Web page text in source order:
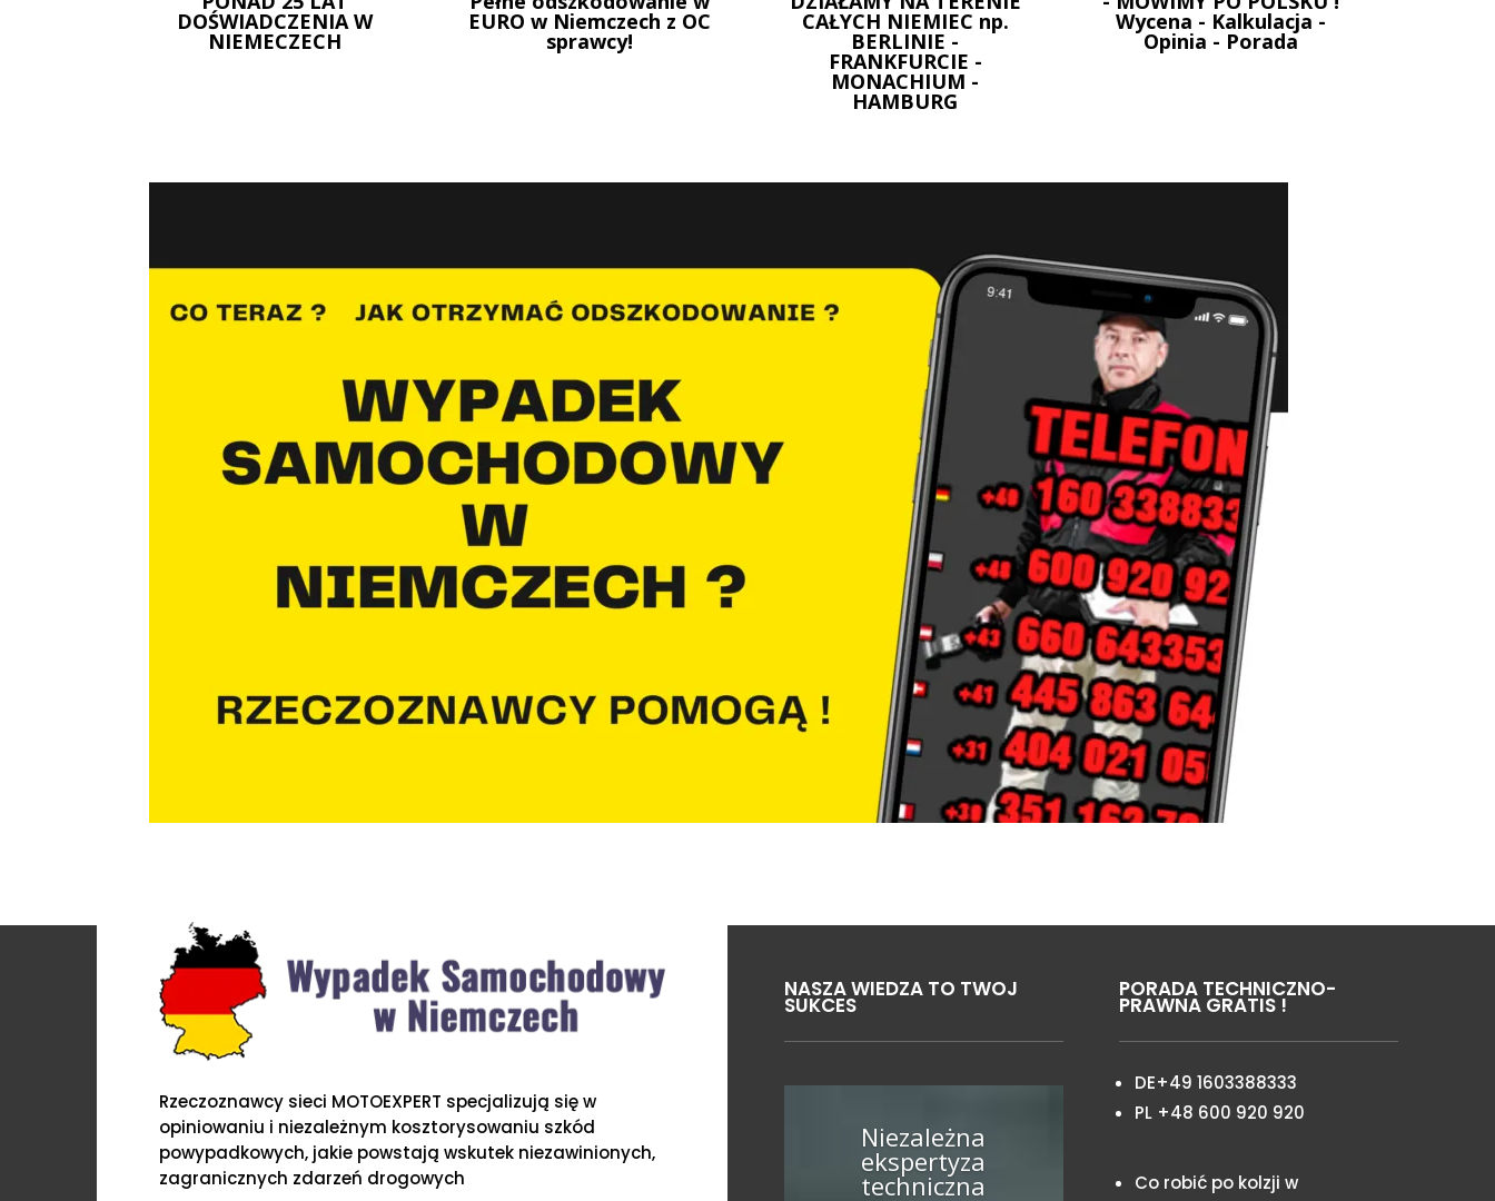
DOŚWIADCZENIA W
NIEMECZECH
EURO w Niemczech z OC
sprawcy!
CAŁYCH NIEMIEC np.
BERLINIE -
FRANKFURCIE -
MONACHIUM -
HAMBURG
Wycena - Kalkulacja -
Opinia - Porada
Rzeczoznawcy sieci MOTOEXPERT specjalizują się w
opiniowaniu i niezależnym kosztorysowaniu szkód
powypadkowych, jakie powstają wskutek niezawinionych,
zagranicznych zdarzeń drogowych
NASZA WIEDZA TO TWOJ
SUKCES
Niezależna
ekspertyza
techniczna
PORADA TECHNICZNO-
PRAWNA GRATIS !
DE+49 1603388333
PL +48 600 920 920
Co robić po kolzji w